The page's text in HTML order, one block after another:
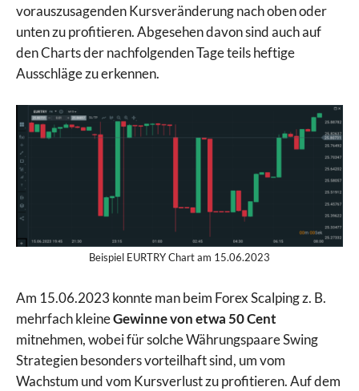
vorauszusagenden Kursveränderung nach oben oder
unten zu profitieren. Abgesehen davon sind auch auf
den Charts der nachfolgenden Tage teils heftige
Ausschläge zu erkennen.
Beispiel EURTRY Chart am 15.06.2023
Am 15.06.2023 konnte man beim Forex Scalping z. B.
mehrfach kleineGewinne von etwa 50 Cent
mitnehmen, wobei für solche Währungspaare Swing
Strategien besonders vorteilhaft sind, um vom
Wachstum und vom Kursverlust zu profitieren. Auf dem